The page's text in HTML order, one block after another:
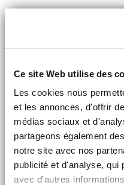
Ce site Web utilise des
Les cookies nous
et les annonces, d'offrir
médias sociaux et
partageons également
notre site avec nos
publicité et d'analyse, qui
avec d'autres
l’enregistrement de
cookies intégrés dans
avez consultés pourront
validité. Ils y seront
supprimez ceux qui y
plus bénéficier de
pour naviguer sur
échéant, nous déclinons
conséquences liées au